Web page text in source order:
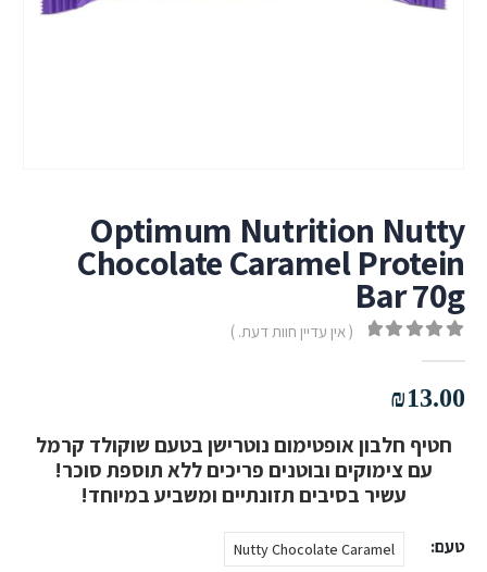
Optimum Nutrition Nutty
Chocolate Caramel Protein
Bar 70g
( אין עדיין חוות דעת. )
₪13.00
חטיף חלבון אופטימום נוטרישן בטעם שוקולד קרמל
עם צימוקים ובוטנים פריכים ללא תוספת סוכר!
עשיר בסיבים תזונתיים ומשביע במיוחד!
טעם Nutty Chocolate Caramel